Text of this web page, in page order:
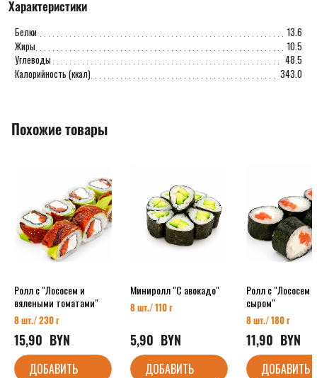
Характеристики
Белки
13.6
Жиры
10.5
Углеводы
48.5
Калорийность (ккал)
343.0
Похожие товары
Ролл с "Лососем и
вялеными томатами"
8 шт./ 230 г
15,90
  BYN
ДОБАВИТЬ
Миниролл "С авокадо"
8 шт./ 110 г
5,90
  BYN
ДОБАВИТЬ
Ролл с "Лососем и
сыром"
8 шт./ 180 г
11,90
  BYN
ДОБАВИТЬ